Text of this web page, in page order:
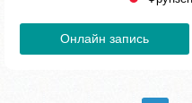
Онлайн запись